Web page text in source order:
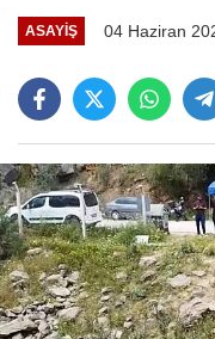
ASAYIŞ 04 Haziran